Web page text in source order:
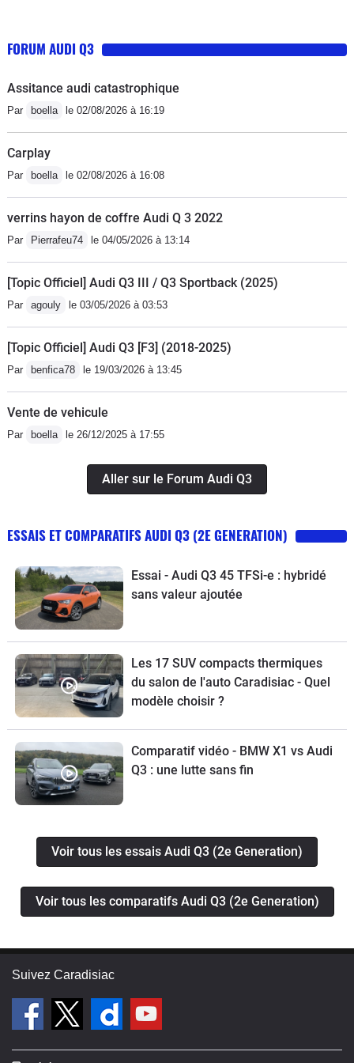
sans voiture de remplacement alors que je suis en
tendance à freiner trop tôt les obstacles lors des
marches arrièreSi la politique d’audi est de laisser ses
ensemble !!!
FORUM AUDI Q3
Assitance audi catastrophique
Par boella le 02/08/2026 à 16:19
Carplay
Par boella le 02/08/2026 à 16:08
verrins hayon de coffre Audi Q 3 2022
Par Pierrafeu74 le 04/05/2026 à 13:14
[Topic Officiel] Audi Q3 III / Q3 Sportback (2025)
Par agouly le 03/05/2026 à 03:53
[Topic Officiel] Audi Q3 [F3] (2018-2025)
Par benfica78 le 19/03/2026 à 13:45
Vente de vehicule
Par boella le 26/12/2025 à 17:55
Aller sur le Forum Audi Q3
ESSAIS ET COMPARATIFS AUDI Q3 (2E GENERATION)
Essai - Audi Q3 45 TFSi-e : hybridé
sans valeur ajoutée
Les 17 SUV compacts thermiques
du salon de l'auto Caradisiac - Quel
modèle choisir ?
Comparatif vidéo - BMW X1 vs Audi
Q3 : une lutte sans fin
Voir tous les essais Audi Q3 (2e Generation)
Voir tous les comparatifs Audi Q3 (2e Generation)
Suivez Caradisiac